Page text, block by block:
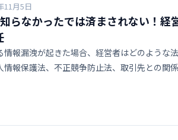
11月5日
知らなかったでは済まされない！経
情報漏洩が起きた場合、経営者はどのような
情報保護法、不正競争防止法、取引先との関